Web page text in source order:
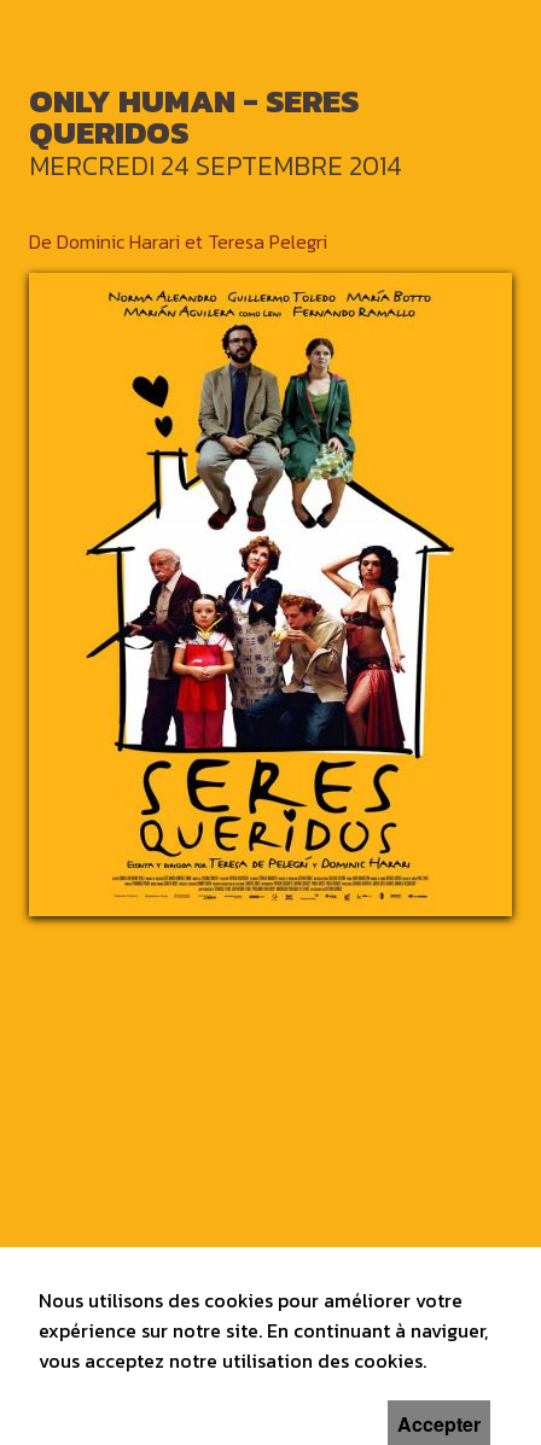
ONLY HUMAN - SERES
QUERIDOS
MERCREDI 24 SEPTEMBRE 2014
De Dominic Harari et Teresa Pelegri
Nous utilisons des cookies pour améliorer votre
expérience sur notre site. En continuant à naviguer,
vous acceptez notre utilisation des cookies.
Accepter